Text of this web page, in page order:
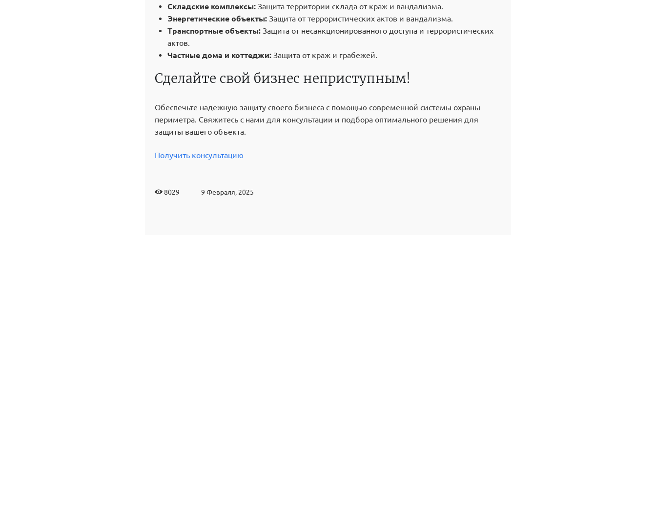
Складские комплексы: Защита территории склада от краж и вандализма.
Энергетические объекты: Защита от террористических актов и вандализма.
Транспортные объекты: Защита от несанкционированного доступа и террористических
актов.
Частные дома и коттеджи: Защита от краж и грабежей.
Сделайте свой бизнес неприступным!
Обеспечьте надежную защиту своего бизнеса с помощью современной системы охраны
периметра. Свяжитесь с нами для консультации и подбора оптимального решения для
защиты вашего объекта.
Получить консультацию
8029 9 Февраля, 2025